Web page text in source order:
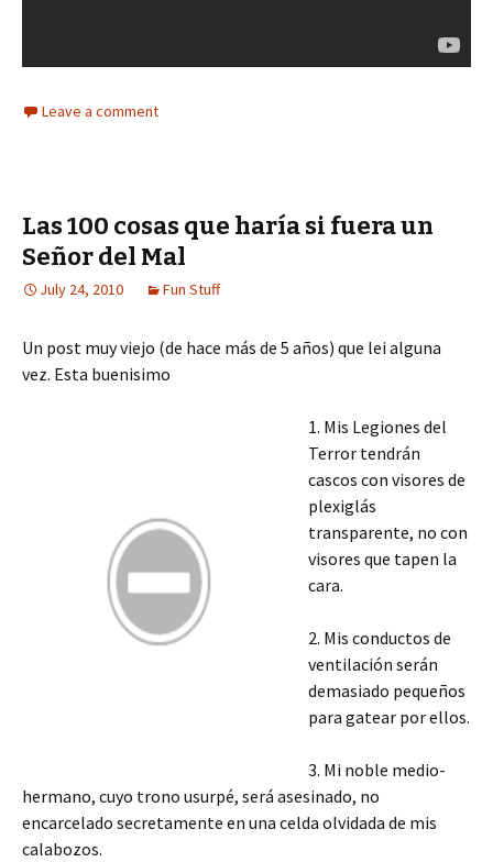
Leave a comment
Las 100 cosas que haría si fuera un
Señor del Mal
July 24, 2010 Fun Stuff
Un post muy viejo (de hace más de 5 años) que lei alguna
vez. Esta buenisimo
1. Mis Legiones del
Terror tendrán
cascos con visores de
plexiglás
transparente, no con
visores que tapen la
cara.
2. Mis conductos de
ventilación serán
demasiado pequeños
para gatear por ellos.
3. Mi noble medio-
hermano, cuyo trono usurpé, será asesinado, no
encarcelado secretamente en una celda olvidada de mis
calabozos.